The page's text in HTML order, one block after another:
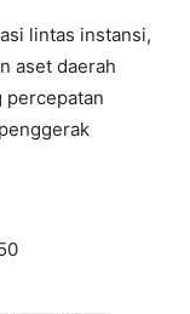
lintas instansi,
aset daerah
percepatan